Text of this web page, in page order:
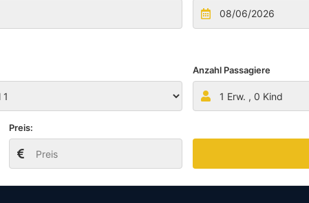
Anzahl Passagiere
1 Erw. , 0 Kind
Preis: